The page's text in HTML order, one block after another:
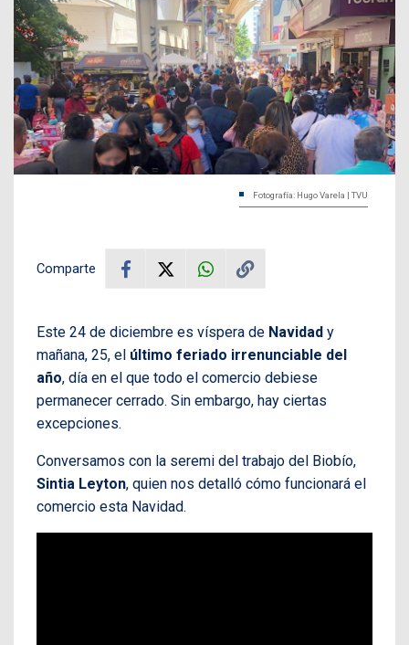
Fotografía: Hugo Varela | TVU
Comparte
Este 24 de diciembre es víspera de Navidad y
mañana, 25, el último feriado irrenunciable del
año, día en el que todo el comercio debiese
permanecer cerrado. Sin embargo, hay ciertas
excepciones.
Conversamos con la seremi del trabajo del Biobío,
Sintia Leyton, quien nos detalló cómo funcionará el
comercio esta Navidad.